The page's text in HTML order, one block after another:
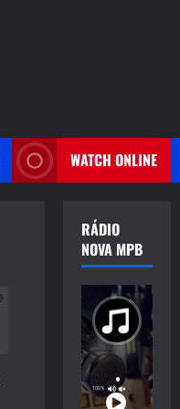
WATCH ONLINE
RÁDIO
NOVA MPB